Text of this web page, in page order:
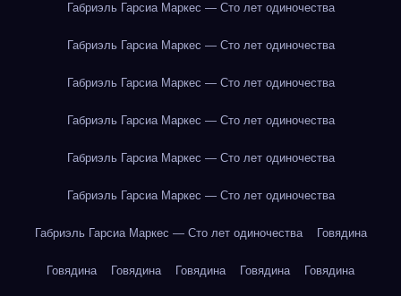
Габриэль Гарсиа Маркес — Сто лет одиночества
Габриэль Гарсиа Маркес — Сто лет одиночества
Габриэль Гарсиа Маркес — Сто лет одиночества
Габриэль Гарсиа Маркес — Сто лет одиночества
Габриэль Гарсиа Маркес — Сто лет одиночества
Габриэль Гарсиа Маркес — Сто лет одиночества
Габриэль Гарсиа Маркес — Сто лет одиночества Говядина
Говядина Говядина Говядина Говядина Говядина